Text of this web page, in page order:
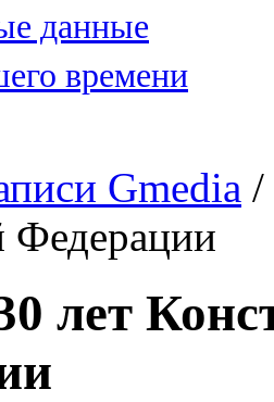
данные
времени
Gmedia /
Федерации
лет